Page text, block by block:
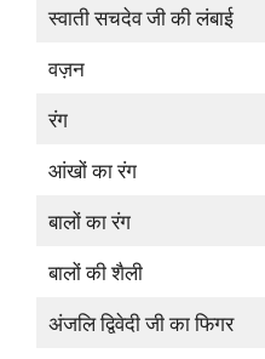
स्वाती सचदेव जी की लंबाई
वज़न
रंग
आंखों का रंग
बालों का रंग
बालों की शैली
अंजलि द्विवेदी जी का फिगर